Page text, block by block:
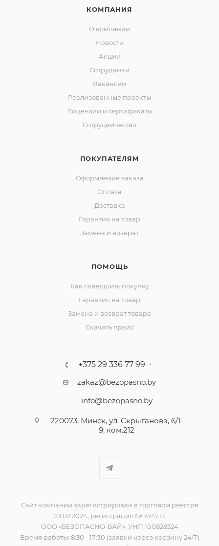
КОМПАНИЯ
О компании
Новости
Акции
Сотрудники
Вакансии
Реализованные проекты
Лицензии и сертификаты
Сотрудничество
ПОКУПАТЕЛЯМ
Оформление заказа
Оплата
Доставка
Гарантия на товар
Замена и возврат
ПОМОЩЬ
Как совершить покупку
Гарантия на товар
Замена и возврат товара
Скачать прайс
+375 29 336 77 99
zakaz@bezopasno.by
info@bezopasno.by
220073, Минск, ул. Скрыганова, 6/1-
9, ком.212
Сайт компании зарегистрирован в торговом реестре
23.02.2024, регистрация № 574713
ООО «БЕЗОПАСНО-БАЙ», УНП 100828324
Время работы: 8:30 - 17:30 (заявки через корзину 24/7)